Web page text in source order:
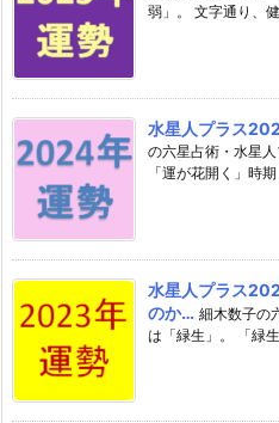
弱」。 文字通り、
水星人プラス
の六星占術・水星
「運が花開く」時期
水星人プラス
のか… 細木数子の
は「緑生」。 「緑